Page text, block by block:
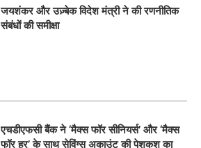
जयशंकर और उज़्बेक विदेश मंत्री ने की रणनीतिक
संबंधों की समीक्षा
एचडीएफसी बैंक ने ‘मैक्स फॉर सीनियर्स’ और ‘मैक्स
फॉर हर’ के साथ सेविंग्स अकाउंट की पेशकश का